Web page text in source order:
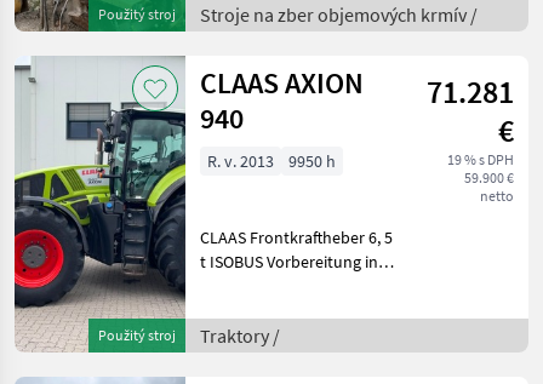
Použitý stroj
funktioniert Stroje na zber
objemových krmív
Stroje na zber objemových krmív /
Použitý stroj
CLAAS AXION
940
71.281
€
19 % s DPH
59.900 €
netto
R. v. 2013 9950 h
CLAAS Frontkraftheber 6, 5
t ISOBUS Vorbereitung inkl.
Hubwerksregelung,
Standard EHR Unterlenker
Traktory /